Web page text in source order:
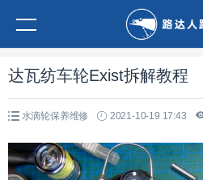
达瓦纺车轮Exist拆解教程
水滴轮保养维修 2021-10-19 17:43